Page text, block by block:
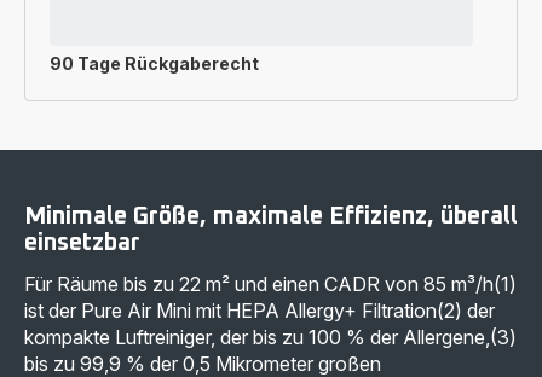
90 Tage Rückgaberecht
Minimale Größe, maximale Effizienz, überall
einsetzbar
Für Räume bis zu 22 m² und einen CADR von 85 m³/h(1)
ist der Pure Air Mini mit HEPA Allergy+ Filtration(2) der
kompakte Luftreiniger, der bis zu 100 % der Allergene,(3)
bis zu 99,9 % der 0,5 Mikrometer großen